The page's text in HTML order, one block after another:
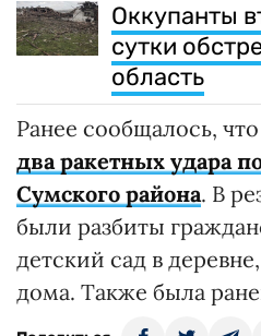
Оккупанты
сутки
область
Ранее сообщалось, что
два ракетных удара
Сумского района. В
были разбиты
детский сад в
дома. Также была